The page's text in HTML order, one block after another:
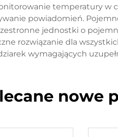
temperatury w
powiadomień.
jednostki o
rozwiązanie dla
wymagających
nowe